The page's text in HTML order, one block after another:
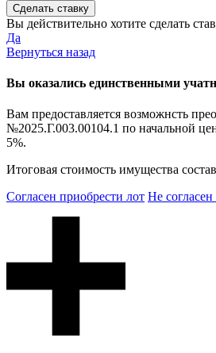
Вы действительно хотите сделать
Да
Вернуться назад
Вы оказались единственными
Вам предоставляется возможнсть
№2025.Г.003.00104.1 по начальной
5%.
Итоговая стоимость имущества
Согласен приобрести лот Не